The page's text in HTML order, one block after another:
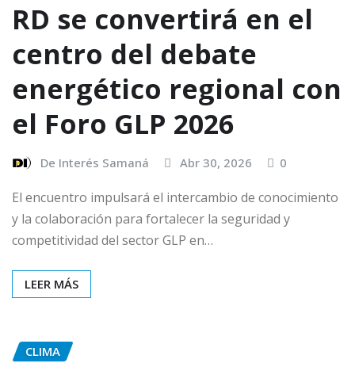
RD se convertirá en el
centro del debate
energético regional con
el Foro GLP 2026
De Interés Samaná Abr 30, 2026 0
El encuentro impulsará el intercambio de conocimiento
y la colaboración para fortalecer la seguridad y
competitividad del sector GLP en…
LEER MÁS
CLIMA